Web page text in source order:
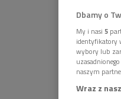
Dbamy o
My i nasi 5
identyfikatory
wybory lub
naszym
Wraz z